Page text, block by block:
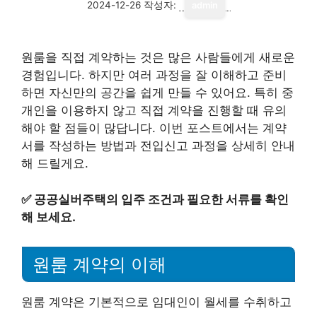
2024-12-26 작성자:
원룸을 직접 계약하는 것은 많은 사람들에게 새로운
경험입니다. 하지만 여러 과정을 잘 이해하고 준비
하면 자신만의 공간을 쉽게 만들 수 있어요. 특히 중
개인을 이용하지 않고 직접 계약을 진행할 때 유의
해야 할 점들이 많답니다. 이번 포스트에서는 계약
서를 작성하는 방법과 전입신고 과정을 상세히 안내
해 드릴게요.
✅ 공공실버주택의 입주 조건과 필요한 서류를 확인
해 보세요.
원룸 계약의 이해
원룸 계약은 기본적으로 임대인이 월세를 수취하고